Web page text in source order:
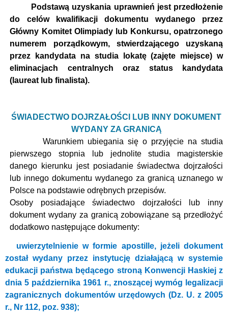
Podstawą uzyskania uprawnień jest przedłożenie
do celów kwalifikacji dokumentu wydanego przez
Główny Komitet Olimpiady lub Konkursu, opatrzonego
numerem porządkowym, stwierdzającego uzyskaną
przez kandydata na studia lokatę (zajęte miejsce) w
eliminacjach centralnych oraz status kandydata
(laureat lub finalista).
ŚWIADECTWO DOJRZAŁOŚCI LUB INNY DOKUMENT
WYDANY ZA GRANICĄ
Warunkiem ubiegania się o przyjęcie na studia
pierwszego stopnia lub jednolite studia magisterskie
danego kierunku jest posiadanie świadectwa dojrzałości
lub innego dokumentu wydanego za granicą uznanego w
Polsce na podstawie odrębnych przepisów.
Osoby posiadające świadectwo dojrzałości lub inny
dokument wydany za granicą zobowiązane są przedłożyć
dodatkowo następujące dokumenty:
uwierzytelnienie w formie apostille, jeżeli dokument
został wydany przez instytucję działającą w systemie
edukacji państwa będącego stroną Konwencji Haskiej z
dnia 5 października 1961 r., znoszącej wymóg legalizacji
zagranicznych dokumentów urzędowych (Dz. U. z 2005
r., Nr 112, poz. 938);